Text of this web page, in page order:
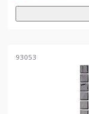
93053